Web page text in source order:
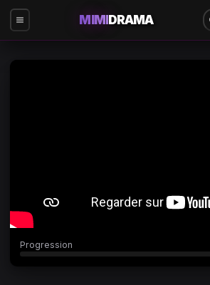
MIMIDRAMA
1:27:26
Progression